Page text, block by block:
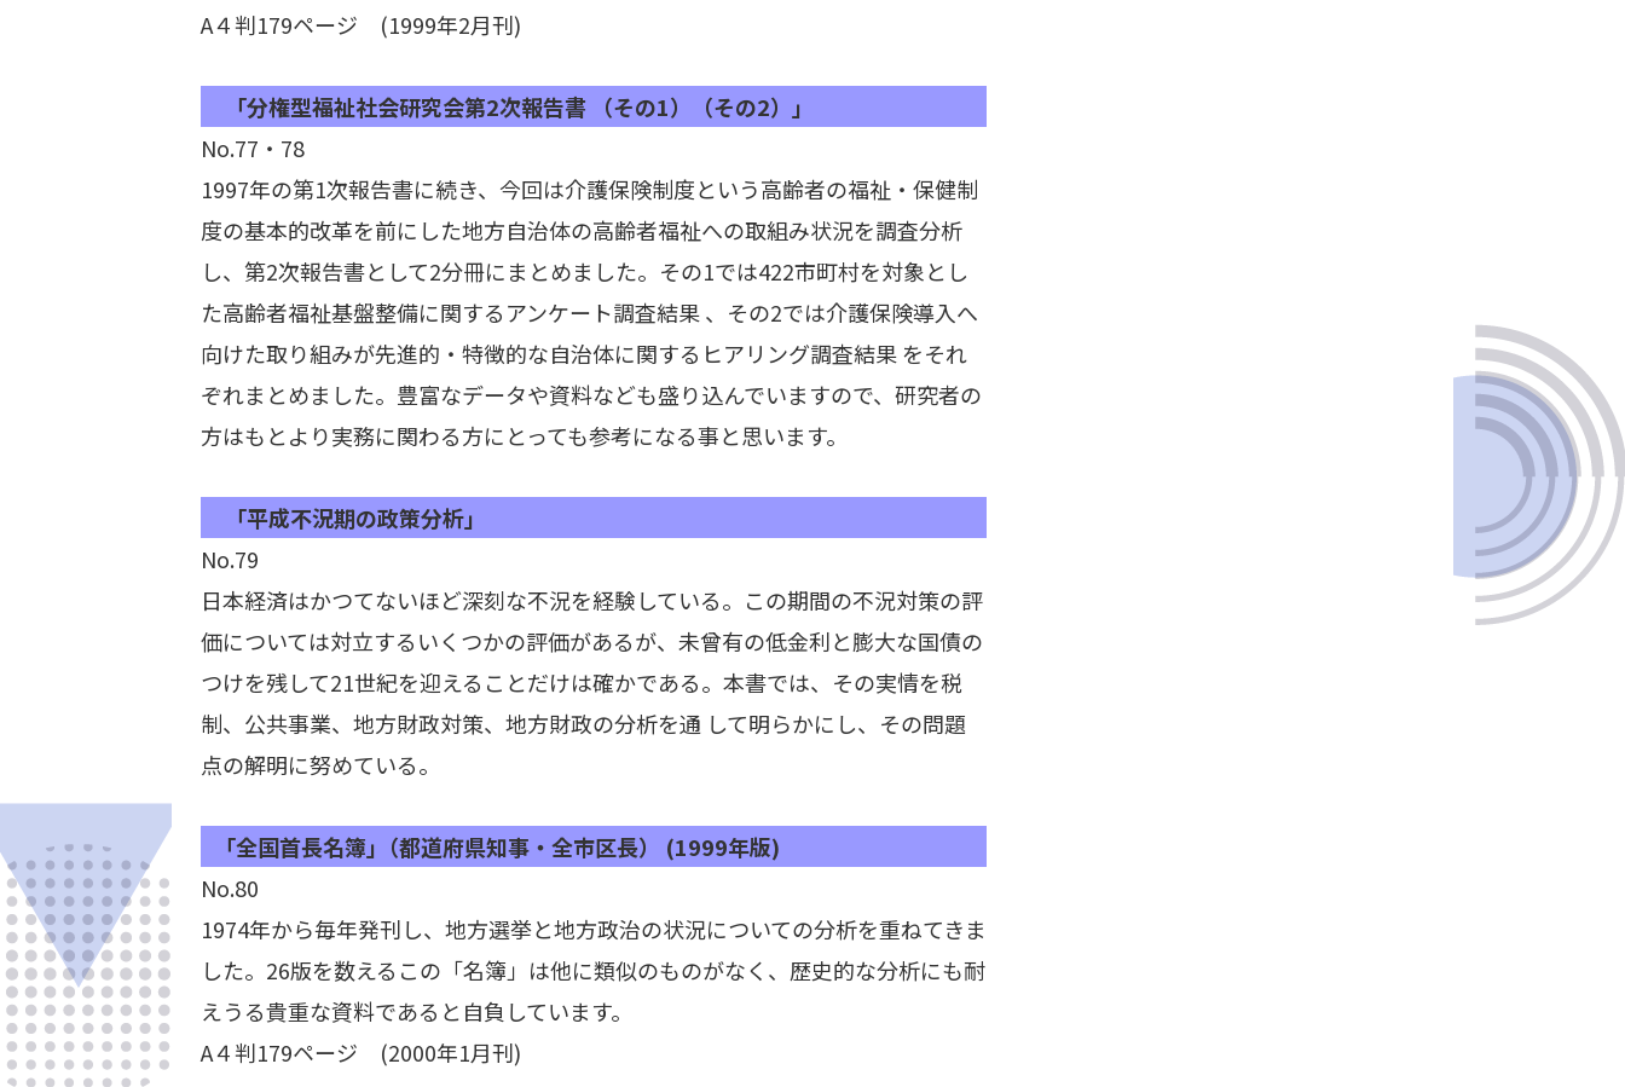
A４判179ページ (1999年2月刊)
「分権型福祉社会研究会第2次報告書 （その1）（その2）」
No.77・78
1997年の第1次報告書に続き、今回は介護保険制度という高齢者の福祉・保健制
度の基本的改革を前にした地方自治体の高齢者福祉への取組み状況を調査分析
し、第2次報告書として2分冊にまとめました。その1では422市町村を対象とし
た高齢者福祉基盤整備に関するアンケート調査結果 、その2では介護保険導入へ
向けた取り組みが先進的・特徴的な自治体に関するヒアリング調査結果 をそれ
ぞれまとめました。豊富なデータや資料なども盛り込んでいますので、研究者の
方はもとより実務に関わる方にとっても参考になる事と思います。
「平成不況期の政策分析」
No.79
日本経済はかつてないほど深刻な不況を経験している。この期間の不況対策の評
価については対立するいくつかの評価があるが、未曾有の低金利と膨大な国債の
つけを残して21世紀を迎えることだけは確かである。本書では、その実情を税
制、公共事業、地方財政対策、地方財政の分析を通 して明らかにし、その問題
点の解明に努めている。
｢全国首長名簿｣（都道府県知事・全市区長） (1999年版)
No.80
1974年から毎年発刊し、地方選挙と地方政治の状況についての分析を重ねてきま
した。26版を数えるこの「名簿」は他に類似のものがなく、歴史的な分析にも耐
えうる貴重な資料であると自負しています。
A４判179ページ (2000年1月刊)